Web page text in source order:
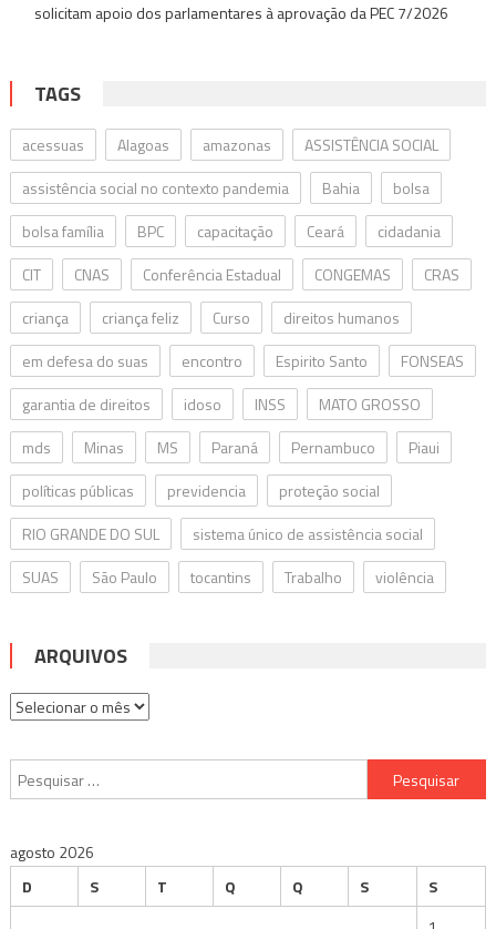
solicitam apoio dos parlamentares à aprovação da PEC 7/2026
TAGS
acessuas Alagoas amazonas
ASSISTÊNCIA SOCIAL
assistência social no contexto pandemia
Bahia
bolsa
bolsa família
BPC capacitação Ceará
cidadania
CIT
CNAS Conferência Estadual CONGEMAS
CRAS
criança
criança feliz Curso
direitos humanos
em defesa do suas
encontro Espirito Santo
FONSEAS
garantia de direitos
idoso INSS
MATO GROSSO
mds
Minas MS Paraná Pernambuco
Piaui
políticas públicas
previdencia
proteção social
RIO GRANDE DO SUL
sistema único de assistência social
SUAS
São Paulo tocantins Trabalho violência
ARQUIVOS
Arquivos
Pesquisar
por:
agosto 2026
D
S T Q Q S
S